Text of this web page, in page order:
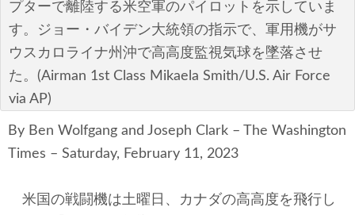
エネルギー・環境
サイバーセキュリティ―
航空宇宙・防衛
国境・移民政策
プターで離陸する米空軍のパイロットを示していま
す。ジョー・バイデン大統領の指示で、軍用機がサ
ウスカロライナ州沖で高高度監視気球を墜落させ
た。(Airman 1st Class Mikaela Smith/U.S. Air Force
via AP)
By Ben Wolfgang and Joseph Clark – The Washington
Times – Saturday, February 11, 2023
米国の戦闘機は土曜日、カナダの高高度を飛行し